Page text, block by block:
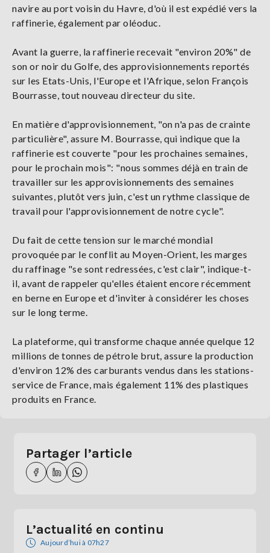
navire au port voisin du Havre, d'où il est expédié vers la
raffinerie, également par oléoduc.
Avant la guerre, la raffinerie recevait "environ 20%" de
son or noir du Golfe, des approvisionnements reportés
sur les Etats-Unis, l'Europe et l'Afrique, selon François
Bourrasse, tout nouveau directeur du site.
En matière d'approvisionnement, "on n'a pas de crainte
particulière", assure M. Bourrasse, qui indique que la
raffinerie est couverte "pour les prochaines semaines,
pour le prochain mois": "nous sommes déjà en train de
travailler sur les approvisionnements des semaines
suivantes, plutôt vers juin, c'est un rythme classique de
travail pour l'approvisionnement de notre cycle".
Du fait de cette tension sur le marché mondial
provoquée par le conflit au Moyen-Orient, les marges
du raffinage "se sont redressées, c'est clair", indique-t-
il, avant de rappeler qu'elles étaient encore récemment
en berne en Europe et d'inviter à considérer les choses
sur le long terme.
La plateforme, qui transforme chaque année quelque 12
millions de tonnes de pétrole brut, assure la production
d'environ 12% des carburants vendus dans les stations-
service de France, mais également 11% des plastiques
produits en France.
Partager l’article
L’actualité en continu
Aujourd’hui à 07h27